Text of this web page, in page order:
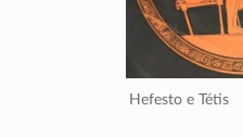
Hefesto e Tétis